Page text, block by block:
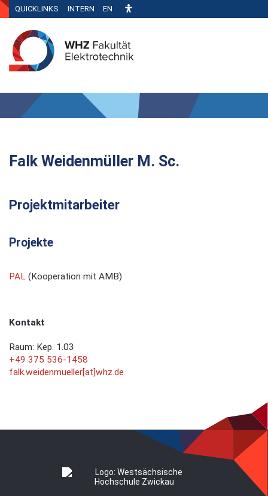
QUICKLINKS INTERN EN
Falk Weidenmüller M. Sc.
Projektmitarbeiter
Projekte
PAL (Kooperation mit AMB)
Kontakt
Raum: Kep. 1.03
+49 375 536-1458
falk.weidenmueller[at]whz.de